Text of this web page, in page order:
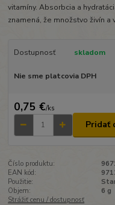
vitamíny. Absorbcia a
znamená, že množstvo živín a
Dostupnosť skladom
Nie sme platcovia DPH
0,75 €/ks
Pridať
Číslo produktu:
EAN kód:
Použitie:
Objem:
6 g
Strážiť cenu / dostupnosť